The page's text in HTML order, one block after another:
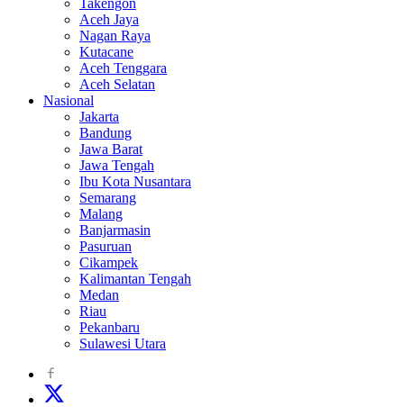
Aceh Jaya
Nagan Raya
Kutacane
Aceh Tenggara
Aceh Selatan
Nasional
Jakarta
Bandung
Jawa Barat
Jawa Tengah
Ibu Kota Nusantara
Semarang
Malang
Banjarmasin
Pasuruan
Cikampek
Kalimantan Tengah
Medan
Riau
Pekanbaru
Sulawesi Utara